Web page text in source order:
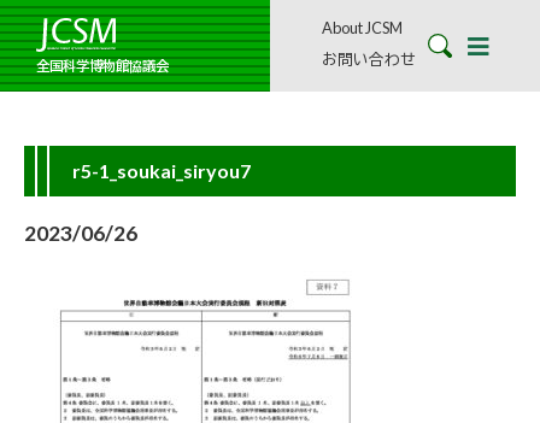
全国科学博物館協議会
About JCSM
お問い合わせ
r5-1_soukai_siryou7
2023/06/26